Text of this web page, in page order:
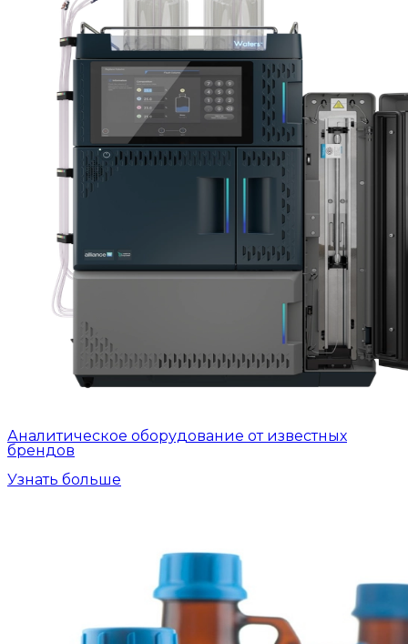
Аналитическое оборудование от известных
брендов
Узнать больше